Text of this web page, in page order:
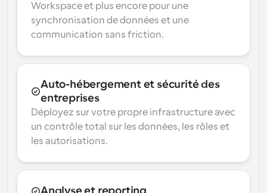
Workspace et plus encore pour une
synchronisation de données et une
communication sans friction.
Auto-hébergement et sécurité des
entreprises
Déployez sur votre propre infrastructure avec
un contrôle total sur les données, les rôles et
les autorisations.
Analyse et reporting